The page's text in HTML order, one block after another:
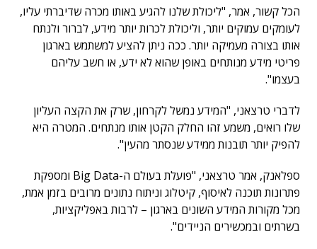
הכל קשור, אמר, "ליכולת שלנו להגיע באותו מכרה שדיברתי עליו,
לעומקים עמוקים יותר, וליכולת לכרות יותר מידע, לברור ולנתח
אותו בצורה מעמיקה יותר. ככה ניתן להציע למשתמש בארגון
פריטי מידע מנותחים באופן שהוא לא ידע, או חשב עליהם
בעצמו".
לדברי טרצאני, "המידע נמשל לקרחון, שרק את הקצה העליון
שלו רואים, משמע זהו החלק הקטן אותו מנתחים. המטרה היא
להפיק יותר תובנות ממידע שנסתר מהעין".
ספלאנק, אמר טרצאני, "פועלת בעולם ה-Big Data ומספקת
פתרונות תוכנה לאיסוף, קיטלוג וניתוח נתונים מרובים בזמן אמת,
מכל מקורות המידע השונים בארגון – לרבות באפליקציות,
בשרתים ובמכשירים הניידים".